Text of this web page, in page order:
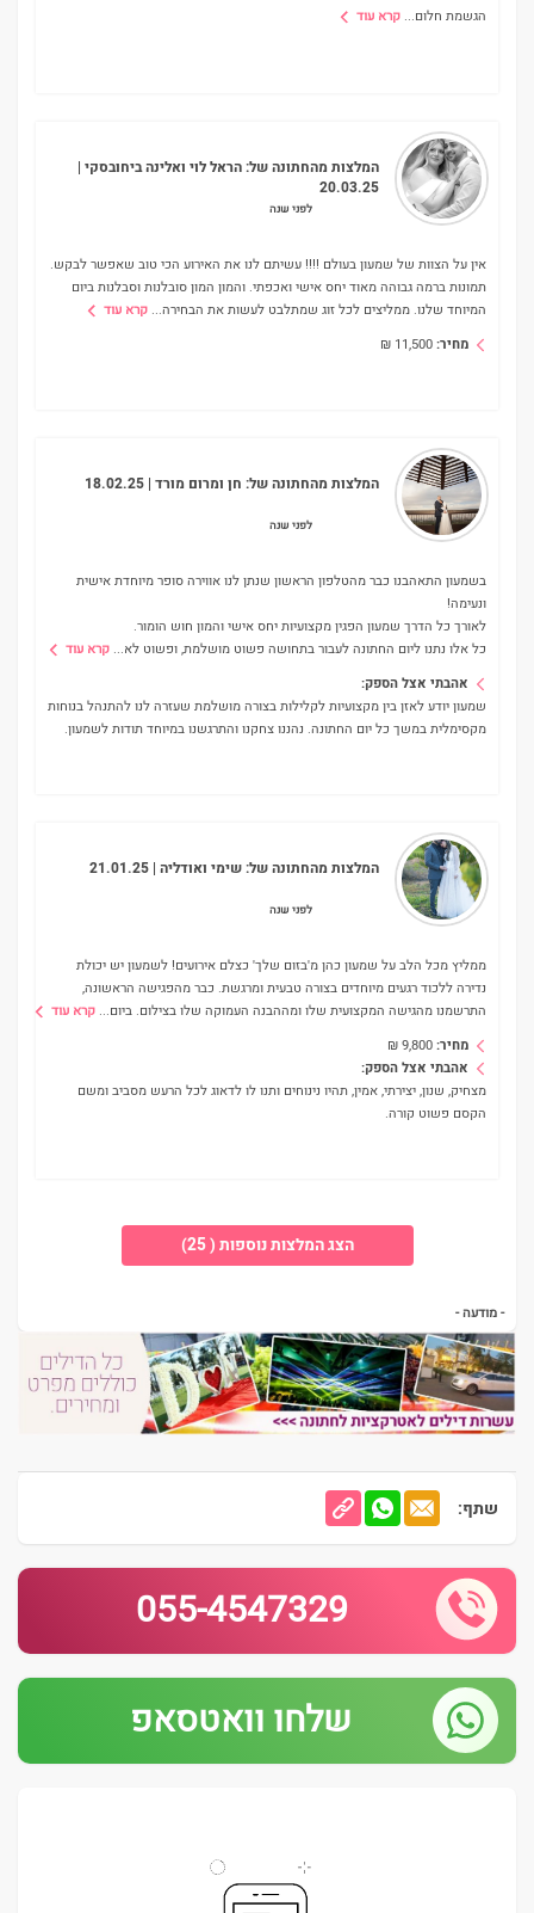
הגשמת חלום... קרא עוד
לפני שנה
המלצות מהחתונה של:הראל לוי ואלינה ביחובסקי |
20.03.25
אין על הצוות של שמעון בעולם !!!! עשיתם לנו את האירוע הכי טוב שאפשר לבקש.
תמונות ברמה גבוהה מאוד יחס אישי ואכפתי. והמון המון סובלנות וסבלנות ביום
המיוחד שלנו. ממליצים לכל זוג שמתלבט לעשות את הבחירה... קרא עוד
מחיר:11,500
₪
לפני שנה
המלצות מהחתונה של: חן ומרום מורד | 18.02.25
בשמעון התאהבנו כבר מהטלפון הראשון שנתן לנו אווירה סופר מיוחדת אישית
ונעימה!
לאורך כל הדרך שמעון הפגין מקצועיות יחס אישי והמון חוש הומור.
כל אלו נתנו ליום החתונה לעבור בתחושה פשוט מושלמת, ופשוט לא... קרא עוד
אהבתי אצל הספק:
שמעון יודע לאזן בין מקצועיות לקלילות בצורה מושלמת שעזרה לנו להתנהל בנוחות
מקסימלית במשך כל יום החתונה. נהננו צחקנו והתרגשנו במיוחד תודות לשמעון.
לפני שנה
המלצות מהחתונה של:שימי ואודליה | 21.01.25
ממליץ מכל הלב על שמעון כהן מ'בזום שלך' כצלם אירועים! לשמעון יש יכולת
נדירה ללכוד רגעים מיוחדים בצורה טבעית ומרגשת. כבר מהפגישה הראשונה,
התרשמנו מהגישה המקצועית שלו ומההבנה העמוקה שלו בצילום. ביום... קרא עוד
מחיר:9,800
₪
אהבתי אצל הספק:
מצחיק, שנון, יצירתי, אמין, תהיו נינוחים ותנו לו לדאוג לכל הרעש מסביב ומשם
הקסם פשוט קורה.
הצג המלצות נוספות ( 25)
- מודעה -
שתף:
055-4547329
שלחו וואטסאפ